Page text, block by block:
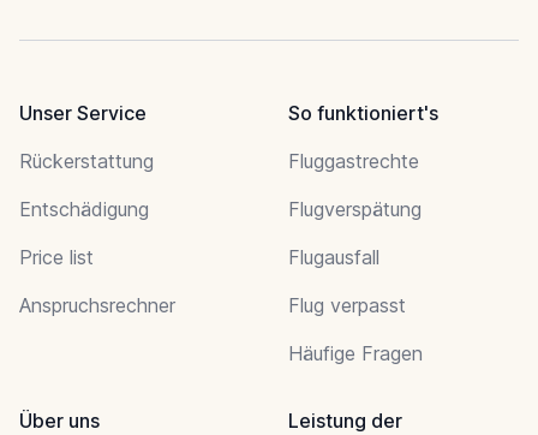
Unser Service
Rückerstattung
Entschädigung
Price list
Anspruchsrechner
So funktioniert's
Fluggastrechte
Flugverspätung
Flugausfall
Flug verpasst
Häufige Fragen
Über uns
Leistung der